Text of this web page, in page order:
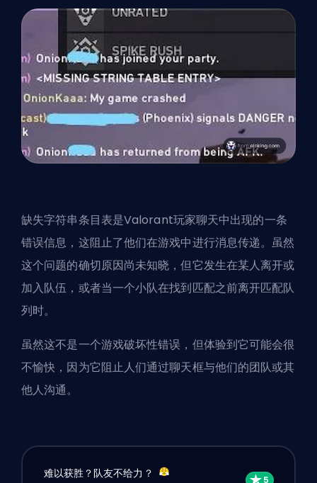
缺失字符串条目表是Valorant玩家聊天中出现的一条
错误信息，这阻止了他们在游戏中进行消息传递。虽然
这个问题的确切原因尚未知晓，但它发生在某人离开或
加入队伍，或者当一个小队在找到匹配之前离开匹配队
列时。
虽然这不是一个游戏破坏性错误，但体验到它可能会很
不愉快，因为它阻止人们通过聊天框与他们的团队或其
他人沟通。
难以获胜？队友不给力？